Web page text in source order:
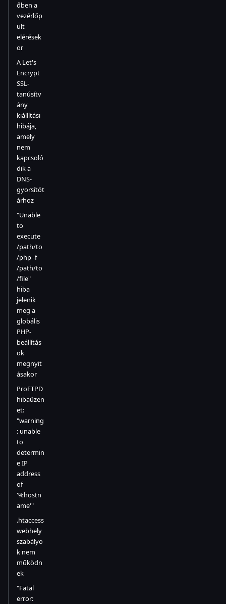
őben a
vezérlőp
ult
elérések
or
A Let's
Encrypt
SSL-
tanúsítv
ány
kiállítási
hibája,
amely
nem
kapcsoló
dik a
DNS-
gyorsítót
árhoz
"Unable
to
execute
/path/to
/php -f
/path/to
/file"
hiba
jelenik
meg a
globális
PHP-
beállítás
ok
megnyit
ásakor
ProFTPD
hibaüzen
et:
"warning
: unable
to
determin
e IP
address
of
'%hostn
ame'"
.htaccess
webhely
szabályo
k nem
működn
ek
"Fatal
error: